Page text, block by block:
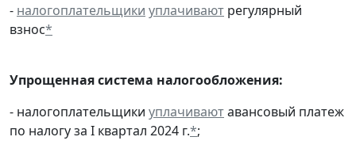
- налогоплательщики уплачивают регулярный
взнос*
Упрощенная система налогообложения:
- налогоплательщики уплачиваютавансовый платеж
по налогу за I квартал 2024 г.*;